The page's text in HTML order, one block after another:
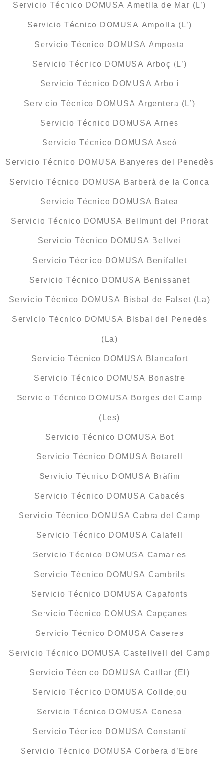
Servicio Técnico DOMUSA Ametlla de Mar (L’)
Servicio Técnico DOMUSA Ampolla (L’)
Servicio Técnico DOMUSA Amposta
Servicio Técnico DOMUSA Arboç (L’)
Servicio Técnico DOMUSA Arbolí
Servicio Técnico DOMUSA Argentera (L’)
Servicio Técnico DOMUSA Arnes
Servicio Técnico DOMUSA Ascó
Servicio Técnico DOMUSA Banyeres del Penedès
Servicio Técnico DOMUSA Barberà de la Conca
Servicio Técnico DOMUSA Batea
Servicio Técnico DOMUSA Bellmunt del Priorat
Servicio Técnico DOMUSA Bellvei
Servicio Técnico DOMUSA Benifallet
Servicio Técnico DOMUSA Benissanet
Servicio Técnico DOMUSA Bisbal de Falset (La)
Servicio Técnico DOMUSA Bisbal del Penedès
(La)
Servicio Técnico DOMUSA Blancafort
Servicio Técnico DOMUSA Bonastre
Servicio Técnico DOMUSA Borges del Camp
(Les)
Servicio Técnico DOMUSA Bot
Servicio Técnico DOMUSA Botarell
Servicio Técnico DOMUSA Bràfim
Servicio Técnico DOMUSA Cabacés
Servicio Técnico DOMUSA Cabra del Camp
Servicio Técnico DOMUSA Calafell
Servicio Técnico DOMUSA Camarles
Servicio Técnico DOMUSA Cambrils
Servicio Técnico DOMUSA Capafonts
Servicio Técnico DOMUSA Capçanes
Servicio Técnico DOMUSA Caseres
Servicio Técnico DOMUSA Castellvell del Camp
Servicio Técnico DOMUSA Catllar (El)
Servicio Técnico DOMUSA Colldejou
Servicio Técnico DOMUSA Conesa
Servicio Técnico DOMUSA Constantí
Servicio Técnico DOMUSA Corbera d’Ebre